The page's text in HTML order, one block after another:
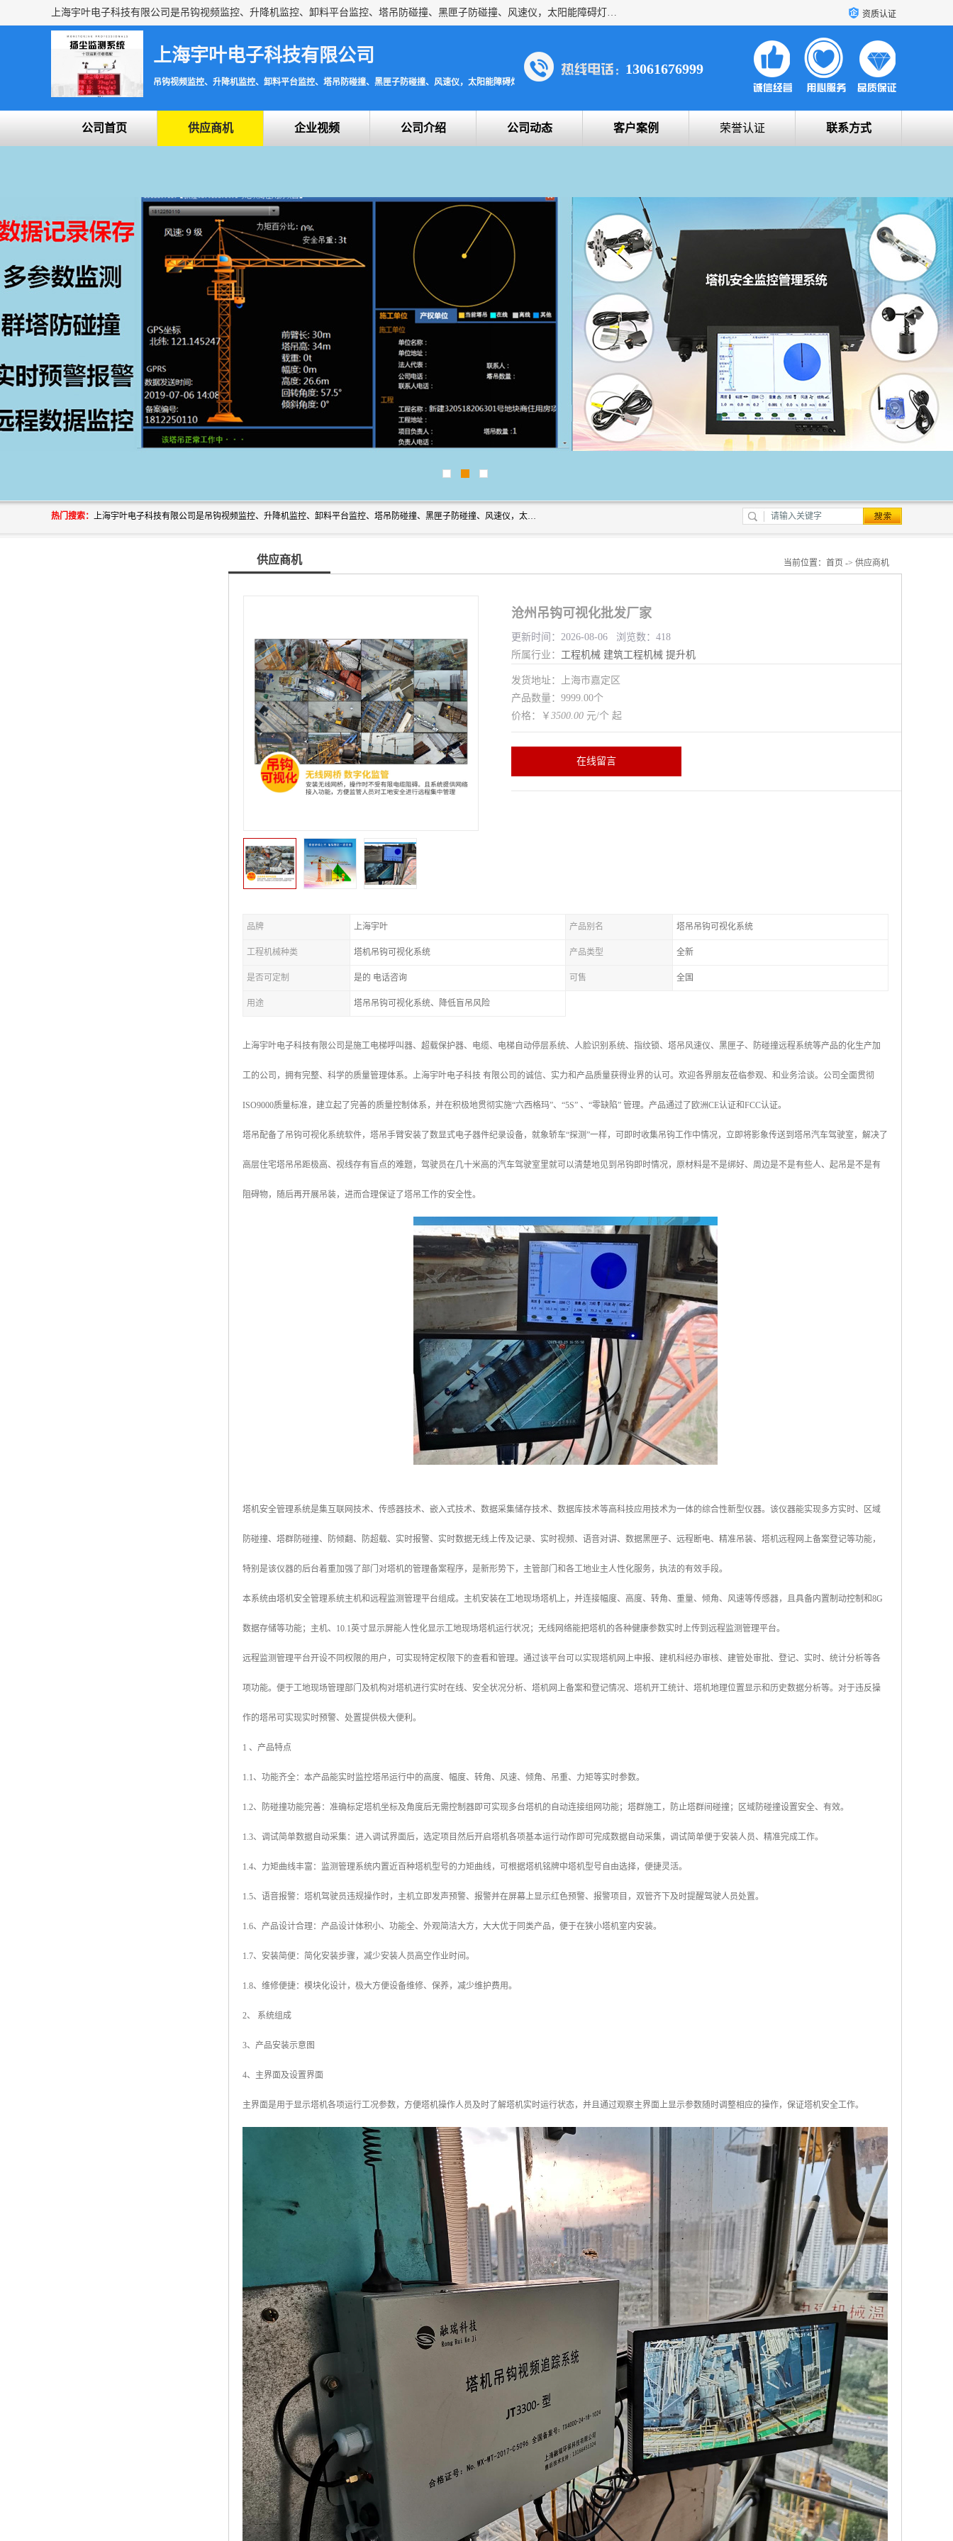
上海宇叶电子科技有限公司是吊钩视频监控、升降机监控、卸料平台监控、塔吊防碰撞、黑匣子防碰撞、风速仪，太阳能障碍灯安全提示灯等一系列升降机的常用配件产品专业研发生产加工的公司，拥有完整、科学的质量管理体系。 资质认证
上海宇叶电子科技有限公司
吊钩视频监控、升降机监控、卸料平台监控、塔吊防碰撞、黑匣子防碰撞、风速仪，太阳能障碍灯安全提示灯
13061676999
公司首页 供应商机 企业视频 公司介绍 公司动态 客户案例 荣誉认证 联系方式
热门搜索： 上海宇叶电子科技有限公司是吊钩视频监控、升降机监控、卸料平台监控、塔吊防碰撞、黑匣子防碰撞、风速仪，太阳能障碍灯安全提示灯等一系列升降机的常用配件产品专业研发生产加工的公司，拥有完整、科学的质量管理体系。
供应商机 当前位置： 首页 -> 供应商机
沧州吊钩可视化批发厂家
更新时间：2026-08-06 浏览数：418
所属行业： 工程机械 建筑工程机械 提升机
发货地址：上海市嘉定区
产品数量：9999.00个
价格：￥ 3500.00 元/个 起
在线留言
品牌 上海宇叶 产品别名 塔吊吊钩可视化系统
工程机械种类 塔机吊钩可视化系统 产品类型 全新
是否可定制 是的 电话咨询 可售 全国
用途 塔吊吊钩可视化系统、降低盲吊风险
上海宇叶电子科技有限公司是施工电梯呼叫器、超载保护器、电缆、电梯自动停层系统、人脸识别系统、指纹锁、塔吊风速仪、黑匣子、防碰撞远程系统等产品的化生产加
工的公司，拥有完整、科学的质量管理体系。上海宇叶电子科技 有限公司的诚信、实力和产品质量获得业界的认可。欢迎各界朋友莅临参观、和业务洽谈。公司全面贯彻
ISO9000质量标准，建立起了完善的质量控制体系，并在积极地贯彻实施“六西格玛”、“5S” 、“零缺陷” 管理。产品通过了欧洲CE认证和FCC认证。
塔吊配备了吊钩可视化系统软件，塔吊手臂安装了数显式电子器件纪录设备，就象轿车“探测”一样，可即时收集吊钩工作中情况，立即将影象传送到塔吊汽车驾驶室，解决了
高层住宅塔吊吊距极高、视线存有盲点的难题，驾驶员在几十米高的汽车驾驶室里就可以清楚地见到吊钩即时情况，原材料是不是绑好、周边是不是有些人、起吊是不是有
阻碍物，随后再开展吊装，进而合理保证了塔吊工作的安全性。
塔机安全管理系统是集互联网技术、传感器技术、嵌入式技术、数据采集储存技术、数据库技术等高科技应用技术为一体的综合性新型仪器。该仪器能实现多方实时、区域
防碰撞、塔群防碰撞、防倾翻、防超载、实时报警、实时数据无线上传及记录、实时视频、语音对讲、数据黑匣子、远程断电、精准吊装、塔机远程网上备案登记等功能，
特别是该仪器的后台着重加强了部门对塔机的管理备案程序，是新形势下，主管部门和各工地业主人性化服务，执法的有效手段。
本系统由塔机安全管理系统主机和远程监测管理平台组成。主机安装在工地现场塔机上，并连接幅度、高度、转角、重量、倾角、风速等传感器，且具备内置制动控制和8G
数据存储等功能；主机、10.1英寸显示屏能人性化显示工地现场塔机运行状况；无线网络能把塔机的各种健康参数实时上传到远程监测管理平台。
远程监测管理平台开设不同权限的用户，可实现特定权限下的查看和管理。通过该平台可以实现塔机网上申报、建机科经办审核、建管处审批、登记、实时、统计分析等各
项功能。便于工地现场管理部门及机构对塔机进行实时在线、安全状况分析、塔机网上备案和登记情况、塔机开工统计、塔机地理位置显示和历史数据分析等。对于违反操
作的塔吊可实现实时预警、处置提供极大便利。
1 、产品特点
1.1、功能齐全：本产品能实时监控塔吊运行中的高度、幅度、转角、风速、倾角、吊重、力矩等实时参数。
1.2、防碰撞功能完善：准确标定塔机坐标及角度后无需控制器即可实现多台塔机的自动连接组网功能；塔群施工，防止塔群间碰撞；区域防碰撞设置安全、有效。
1.3、调试简单数据自动采集：进入调试界面后，选定项目然后开启塔机各项基本运行动作即可完成数据自动采集，调试简单便于安装人员、精准完成工作。
1.4、力矩曲线丰富：监测管理系统内置近百种塔机型号的力矩曲线，可根据塔机铭牌中塔机型号自由选择，便捷灵活。
1.5、语音报警：塔机驾驶员违规操作时，主机立即发声预警、报警并在屏幕上显示红色预警、报警项目，双管齐下及时提醒驾驶人员处置。
1.6、产品设计合理：产品设计体积小、功能全、外观简洁大方，大大优于同类产品，便于在狭小塔机室内安装。
1.7、安装简便：简化安装步骤，减少安装人员高空作业时间。
1.8、维修便捷：模块化设计，极大方便设备维修、保养，减少维护费用。
2、 系统组成
3、产品安装示意图
4、主界面及设置界面
主界面是用于显示塔机各项运行工况参数，方便塔机操作人员及时了解塔机实时运行状态，并且通过观察主界面上显示参数随时调整相应的操作，保证塔机安全工作。